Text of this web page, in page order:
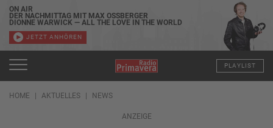
ON AIR
DER NACHMITTAG MIT MAX OSSBERGER
DIONNE WARWICK — ALL THE LOVE IN THE WORLD
JETZT ANHÖREN
PLAYLIST
HOME AKTUELLES NEWS
ANZEIGE